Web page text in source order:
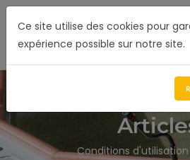
Conditions
Ce site utilise des cookies pour
expérience possible sur notre site.